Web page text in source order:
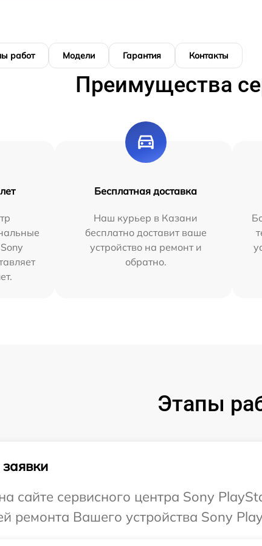
работ Модели Гарантия Контакты
Преимущества
Бесплатная доставка
Наш курьер в Казани
бесплатно доставит ваше
устройство на ремонт и
обратно.
Этапы
сайте сервисного центра Sony
ремонта Вашего устройства Sony